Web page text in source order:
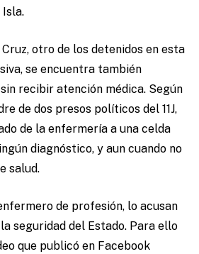
otro de los detenidos en esta
se encuentra también
sin recibir atención médica. Según
de dos presos políticos del 11J,
de la enfermería a una celda
diagnóstico, y aun cuando no
salud.
de profesión, lo acusan
seguridad del Estado. Para ello
que publicó en Facebook